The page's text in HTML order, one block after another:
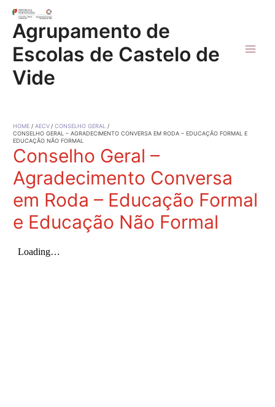
content
Agrupamento de
Escolas de Castelo de
Vide
HOME AECV
CONSELHO GERAL
CONSELHO GERAL – AGRADECIMENTO CONVERSA EM RODA – EDUCAÇÃO FORMAL E
EDUCAÇÃO NÃO FORMAL
Conselho Geral –
Agradecimento Conversa
em Roda – Educação Formal
e Educação Não Formal